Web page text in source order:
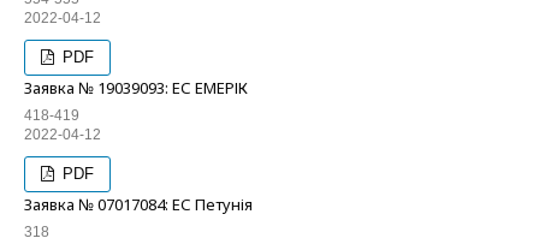
2022-04-12
PDF
Заявка № 19039093: ЕС ЕМЕРІК
418-419
2022-04-12
PDF
Заявка № 07017084: ЕС Петунія
318